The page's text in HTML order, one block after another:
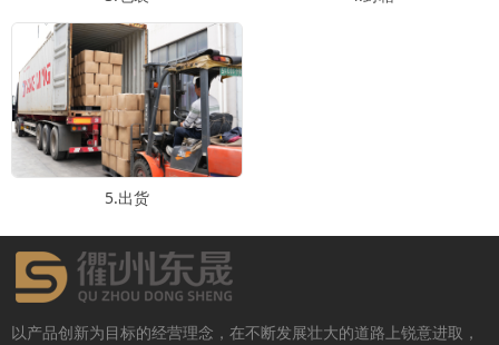
5.出货
以产品创新为目标的经营理念，在不断发展壮大的道路上锐意进取，